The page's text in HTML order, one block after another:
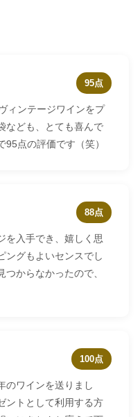
95点
ィンテージワインをプ
なども、とても喜んで
95点の評価です（笑）
88点
を入手でき、嬉しく思
ングもよいセンスでし
からなかったので、
100点
のワインを送りまし
ントとして利用する方